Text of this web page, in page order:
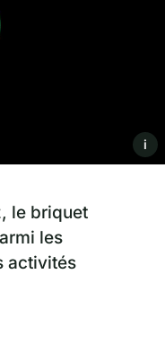
i
le briquet
les
activités